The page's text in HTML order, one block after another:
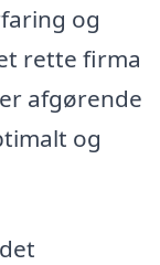
og
rette firma
afgørende
og